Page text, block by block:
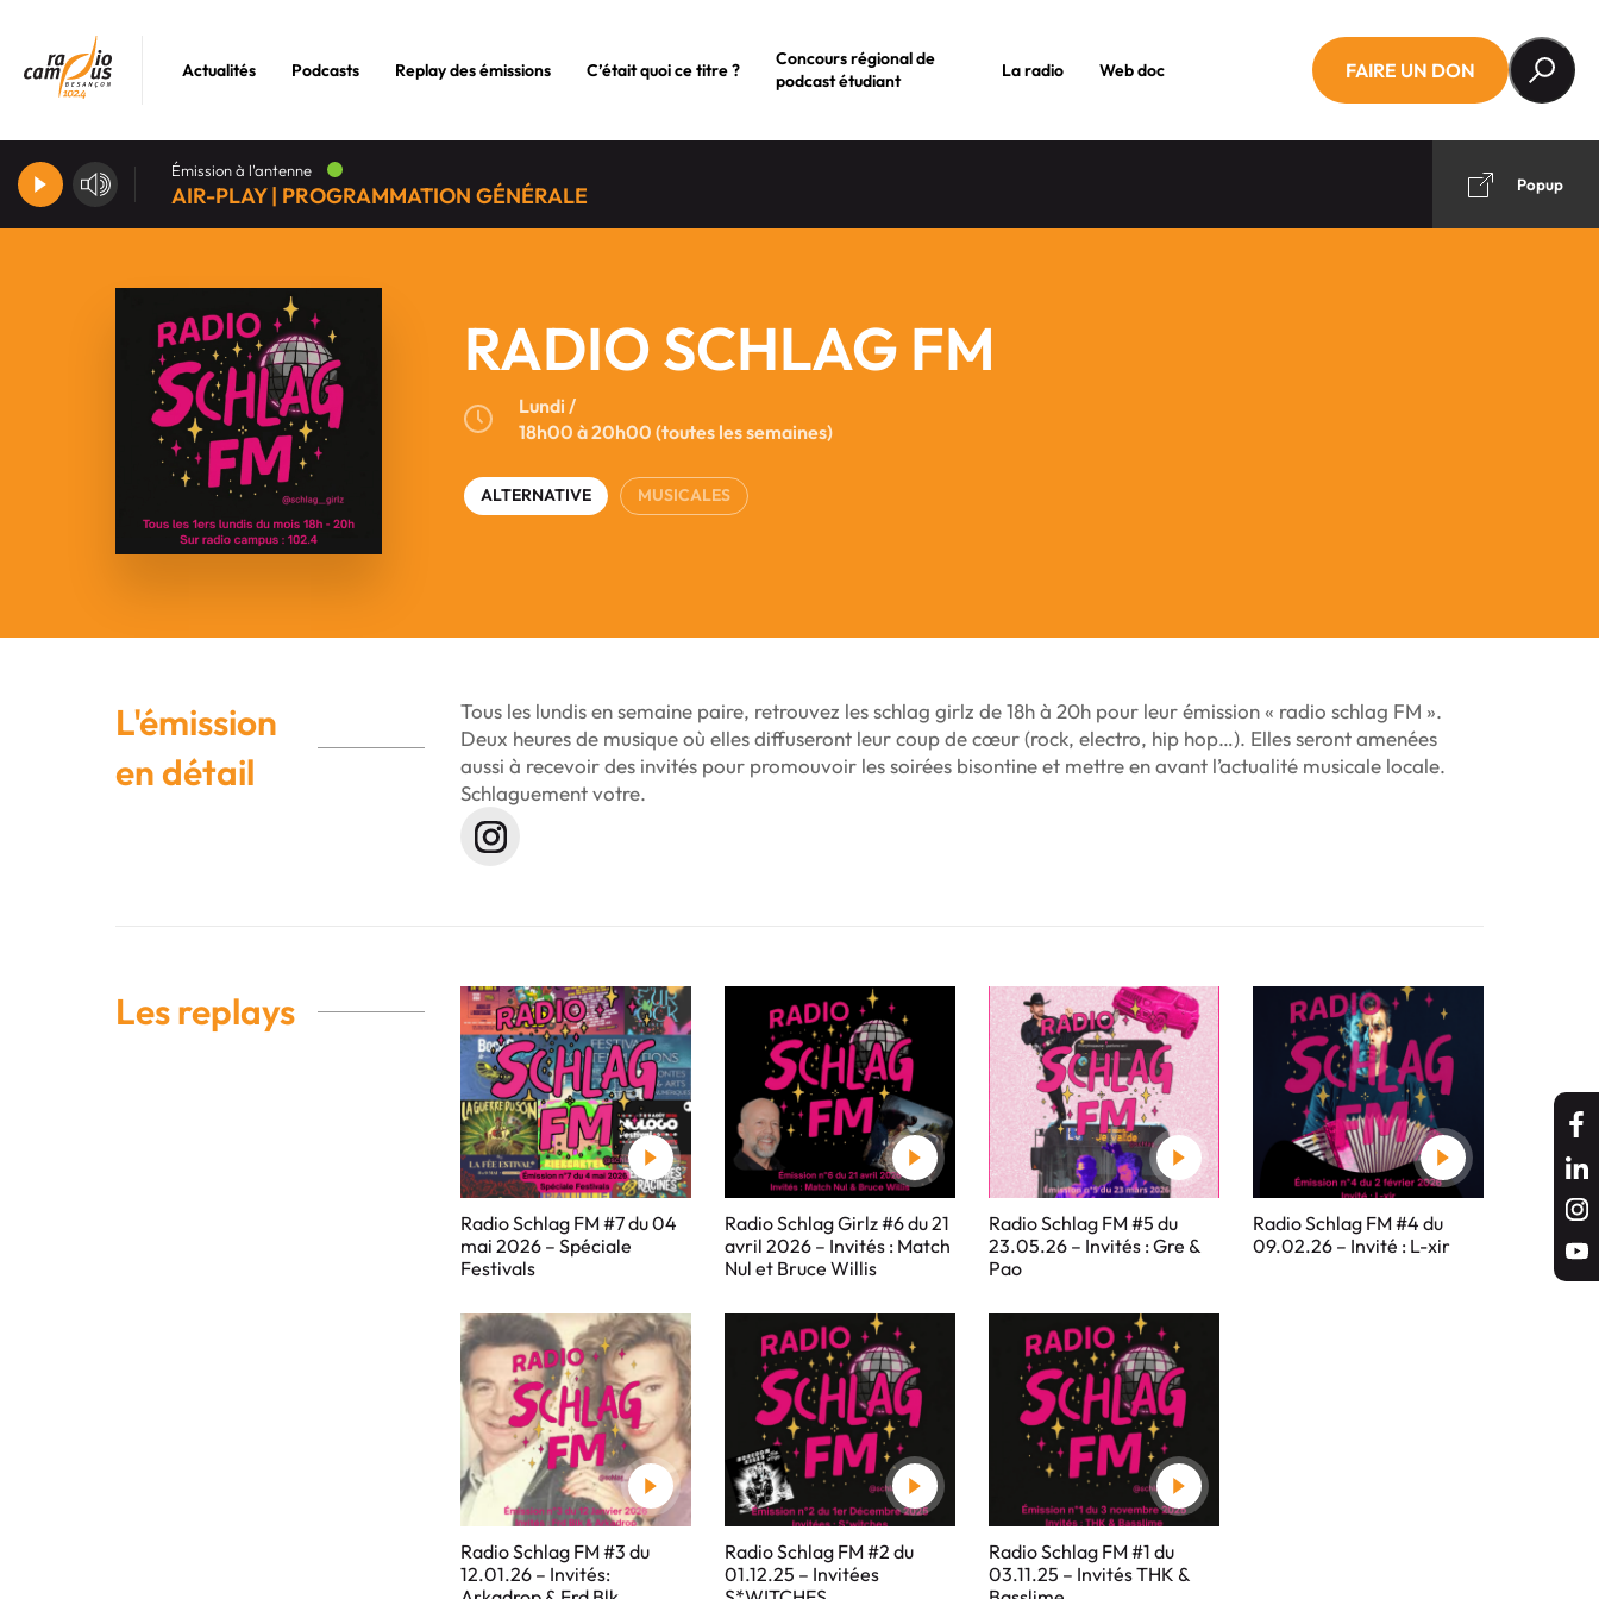
Actualités Podcasts Replay des émissions C’était quoi ce titre ?
Concours régional de
podcast étudiant
La radio Web doc FAIRE UN DON
Émission à l'antenne
AIR-PLAY | PROGRAMMATION GÉNÉRALE Popup
RADIO SCHLAG FM
Lundi /
18h00 à 20h00 (toutes les semaines)
ALTERNATIVE MUSICALES
L'émission
en détail
Tous les lundis en semaine paire, retrouvez les schlag girlz de 18h à 20h pour leur émission « radio schlag FM ».
Deux heures de musique où elles diffuseront leur coup de cœur (rock, electro, hip hop…). Elles seront amenées
aussi à recevoir des invités pour promouvoir les soirées bisontine et mettre en avant l’actualité musicale locale.
Schlaguement votre.
Les replays
Radio Schlag FM #7 du 04
mai 2026 – Spéciale
Festivals
Radio Schlag Girlz #6 du 21
avril 2026 – Invités : Match
Nul et Bruce Willis
Radio Schlag FM #5 du
23.05.26 – Invités : Gre &
Pao
Radio Schlag FM #4 du
09.02.26 – Invité : L-xir
Radio Schlag FM #3 du
12.01.26 – Invités:
Radio Schlag FM #2 du
01.12.25 – Invitées
Radio Schlag FM #1 du
03.11.25 – Invités THK &